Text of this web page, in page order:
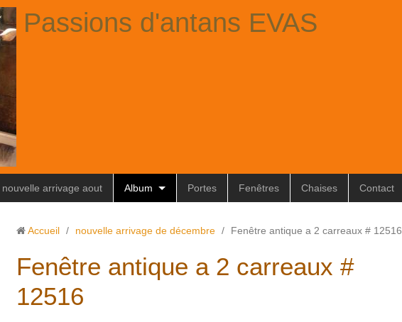
Passions d'antans EVAS
nouvelle arrivage aout Album Portes Fenêtres Chaises Contact
Accueil / nouvelle arrivage de décembre / Fenêtre antique a 2 carreaux # 12516
Fenêtre antique a 2 carreaux #
12516